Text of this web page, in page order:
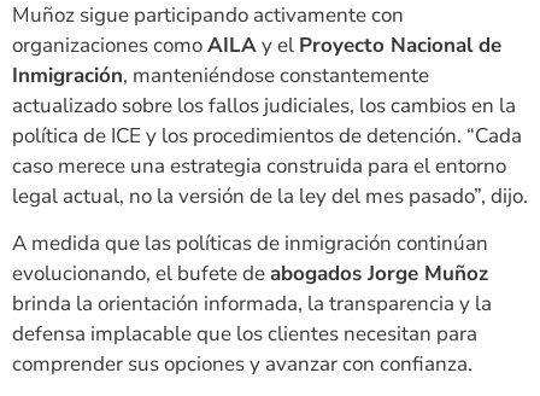
Muñoz sigue participando activamente con
organizaciones comoAILAy el Proyecto Nacional de
Inmigración, manteniéndose constantemente
actualizado sobre los fallos judiciales, los cambios en la
política de ICE y los procedimientos de detención. “Cada
caso merece una estrategia construida para el entorno
legal actual, no la versión de la ley del mes pasado”, dijo.
A medida que las políticas de inmigración continúan
evolucionando, el bufete deabogados Jorge Muñoz
brinda la orientación informada, la transparencia y la
defensa implacable que los clientes necesitan para
comprender sus opciones y avanzar con confianza.